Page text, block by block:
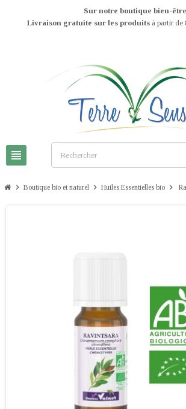
Sur notre boutique bien-être
Livraison gratuite sur les produitsà partir de
view_headline
chevron_right Boutique bio et naturel chevron_right Huiles Essentielles bio chevron_right